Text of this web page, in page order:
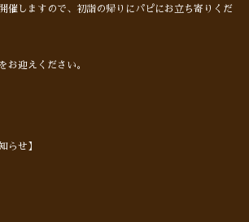
催しますので、初詣の帰りにパピにお立ち寄りくだ
お迎えください。
らせ】